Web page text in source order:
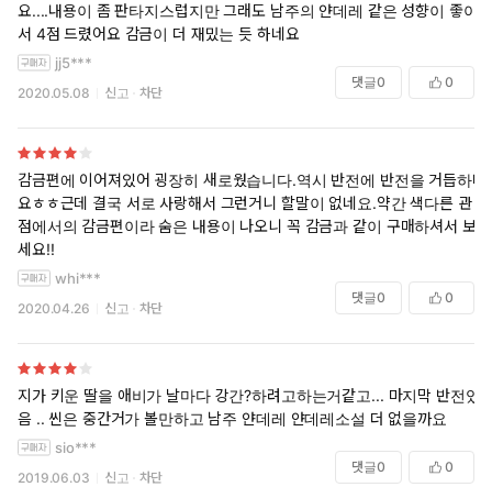
요....내용이 좀 판타지스럽지만 그래도 남주의 얀데레 같은 성향이 좋아
서 4점 드렸어요 감금이 더 재밌는 듯 하네요
jj5***
2020.05.08 신고 차단
댓글0 0
감금편에 이어져있어 굉장히 새로웠습니다.역시 반전에 반전을 거듭하네
요ㅎㅎ근데 결국 서로 사랑해서 그런거니 할말이 없네요.약간 색다른 관
점에서의 감금편이라 숨은 내용이 나오니 꼭 감금과 같이 구매하셔서 보
세요!!
whi***
2020.04.26 신고 차단
댓글0 0
지가 키운 딸을 애비가 날마다 강간?하려고하는거같고... 마지막 반전있
음 .. 씬은 중간거가 볼만하고 남주 얀데레 얀데레소설 더 없을까요
sio***
2019.06.03 신고 차단
댓글0 0